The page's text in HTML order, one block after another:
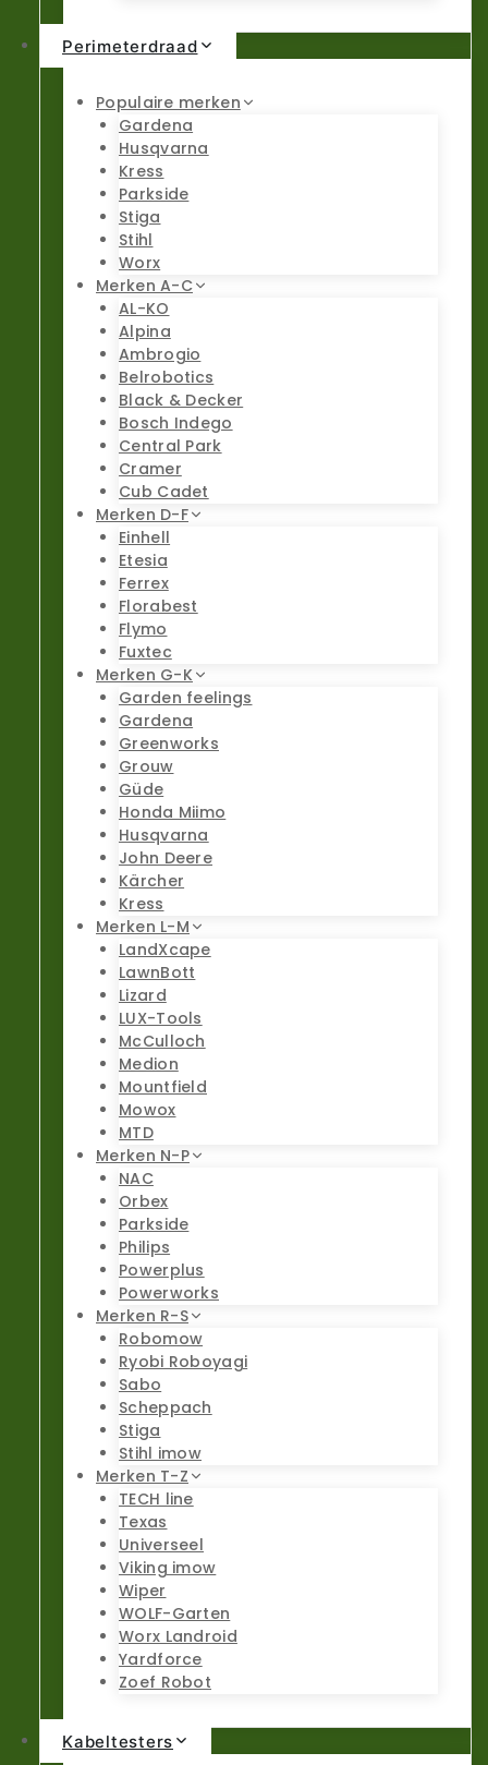
Perimeterdraad
Populaire merken
Gardena
Husqvarna
Kress
Parkside
Stiga
Stihl
Worx
Merken A-C
AL-KO
Alpina
Ambrogio
Belrobotics
Black & Decker
Bosch Indego
Central Park
Cramer
Cub Cadet
Merken D-F
Einhell
Etesia
Ferrex
Florabest
Flymo
Fuxtec
Merken G-K
Garden feelings
Gardena
Greenworks
Grouw
Güde
Honda Miimo
Husqvarna
John Deere
Kärcher
Kress
Merken L-M
LandXcape
LawnBott
Lizard
LUX-Tools
McCulloch
Medion
Mountfield
Mowox
MTD
Merken N-P
NAC
Orbex
Parkside
Philips
Powerplus
Powerworks
Merken R-S
Robomow
Ryobi Roboyagi
Sabo
Scheppach
Stiga
Stihl imow
Merken T-Z
TECH line
Texas
Universeel
Viking imow
Wiper
WOLF-Garten
Worx Landroid
Yardforce
Zoef Robot
Kabeltesters